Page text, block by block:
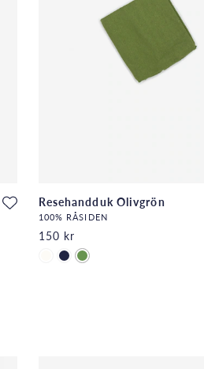
Resehandduk Olivgrön
100% RÅSIDEN
150 kr